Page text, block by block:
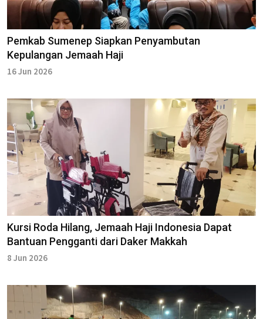
Pemkab Sumenep Siapkan Penyambutan
Kepulangan Jemaah Haji
16 Jun 2026
Kursi Roda Hilang, Jemaah Haji Indonesia Dapat
Bantuan Pengganti dari Daker Makkah
8 Jun 2026